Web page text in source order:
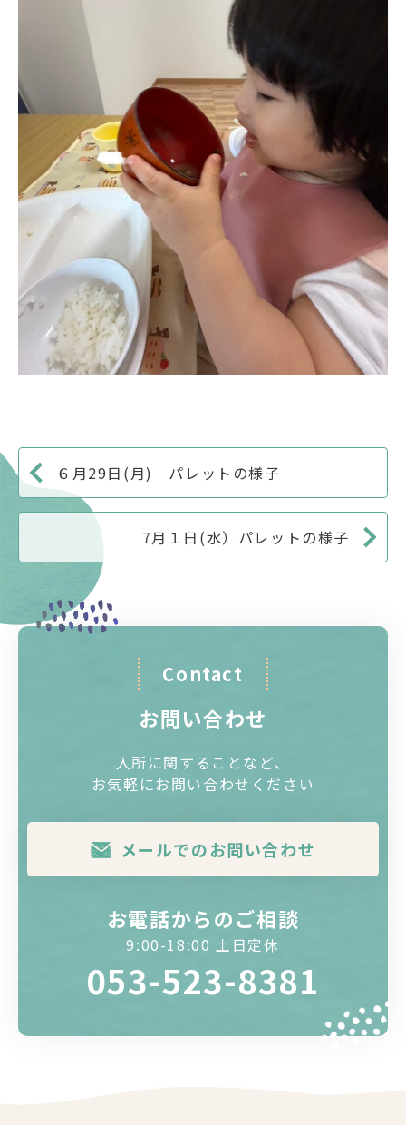
６月29日(月) パレットの様子
7月１日(水）パレットの様子
Contact
お問い合わせ
入所に関することなど、
お気軽にお問い合わせください
メールでのお問い合わせ
お電話からのご相談
9:00-18:00 土日定休
053-523-8381